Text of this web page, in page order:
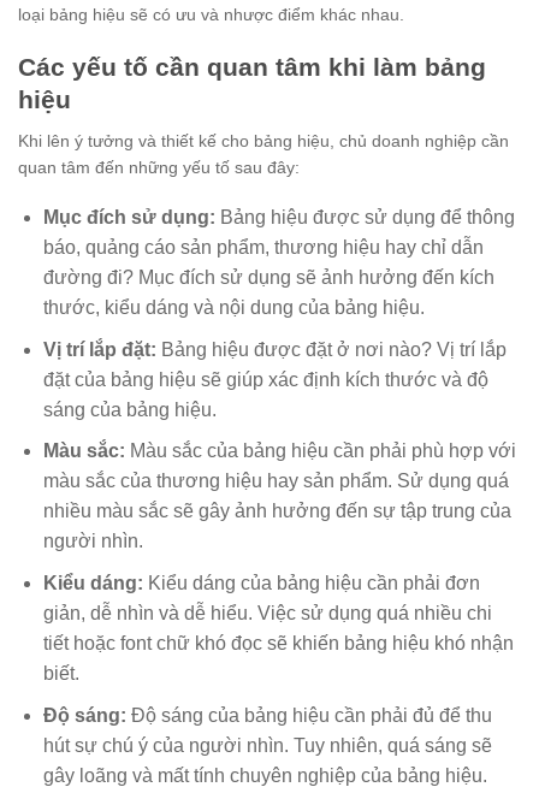
loại bảng hiệu sẽ có ưu và nhược điểm khác nhau.
Các yếu tố cần quan tâm khi làm bảng
hiệu
Khi lên ý tưởng và thiết kế cho bảng hiệu, chủ doanh nghiệp cần
quan tâm đến những yếu tố sau đây:
Mục đích sử dụng: Bảng hiệu được sử dụng để thông
báo, quảng cáo sản phẩm, thương hiệu hay chỉ dẫn
đường đi? Mục đích sử dụng sẽ ảnh hưởng đến kích
thước, kiểu dáng và nội dung của bảng hiệu.
Vị trí lắp đặt: Bảng hiệu được đặt ở nơi nào? Vị trí lắp
đặt của bảng hiệu sẽ giúp xác định kích thước và độ
sáng của bảng hiệu.
Màu sắc: Màu sắc của bảng hiệu cần phải phù hợp với
màu sắc của thương hiệu hay sản phẩm. Sử dụng quá
nhiều màu sắc sẽ gây ảnh hưởng đến sự tập trung của
người nhìn.
Kiểu dáng: Kiểu dáng của bảng hiệu cần phải đơn
giản, dễ nhìn và dễ hiểu. Việc sử dụng quá nhiều chi
tiết hoặc font chữ khó đọc sẽ khiến bảng hiệu khó nhận
biết.
Độ sáng: Độ sáng của bảng hiệu cần phải đủ để thu
hút sự chú ý của người nhìn. Tuy nhiên, quá sáng sẽ
gây loãng và mất tính chuyên nghiệp của bảng hiệu.